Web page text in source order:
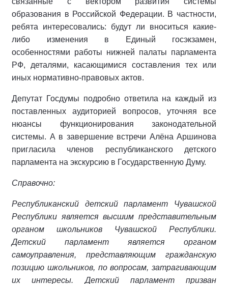
образования в Российской Федерации. В частности,
ребята интересовались: будут ли вноситься какие-
либо изменения в Единый госэкзамен,
особенностями работы нижней палаты парламента
РФ, деталями, касающимися составления тех или
иных нормативно-правовых актов.
Депутат Госдумы подробно ответила на каждый из
поставленных аудиторией вопросов, уточняя все
нюансы функционирования законодательной
системы. А в завершение встречи Алёна Аршинова
пригласила членов республиканского детского
парламента на экскурсию в Государственную Думу.
Справочно:
Республиканский детский парламент Чувашской
Республики является высшим представительным
органом школьников Чувашской Республики.
Детский парламент является органом
самоуправления, представляющим гражданскую
позицию школьников, по вопросам, затрагивающим
их интересы. Детский парламент призван